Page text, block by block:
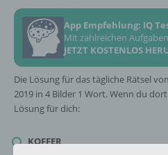
App Empfehlung: IQ
Mit zahlreichen
JETZT KOSTENLOS
Die Lösung für das tägliche Rätsel
2019 in 4 Bilder 1 Wort. Wenn du
Lösung für dich:
KOFFER